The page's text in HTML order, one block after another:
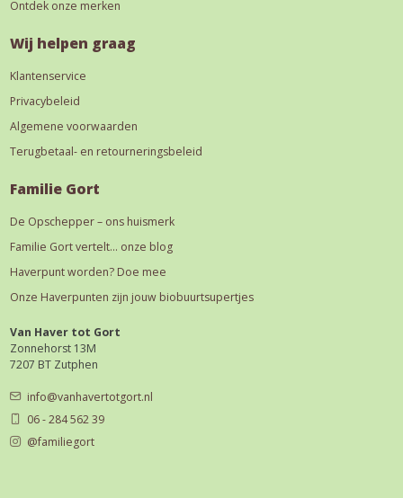
Ontdek onze merken
Wij helpen graag
Klantenservice
Privacybeleid
Algemene voorwaarden
Terugbetaal- en retourneringsbeleid
Familie Gort
De Opschepper – ons huismerk
Familie Gort vertelt… onze blog
Haverpunt worden? Doe mee
Onze Haverpunten zijn jouw biobuurtsupertjes
Van Haver tot Gort
Zonnehorst 13M
7207 BT Zutphen
info@vanhavertotgort.nl
06 - 284 562 39
@familiegort